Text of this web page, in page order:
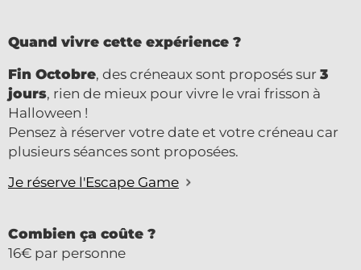
Quand vivre cette expérience ?
Fin Octobre, des créneaux sont proposés sur 3
jours, rien de mieux pour vivre le vrai frisson à
Halloween !
Pensez à réserver votre date et votre créneau car
plusieurs séances sont proposées.
Je réserve l'Escape Game
Combien ça coûte ?
16€ par personne